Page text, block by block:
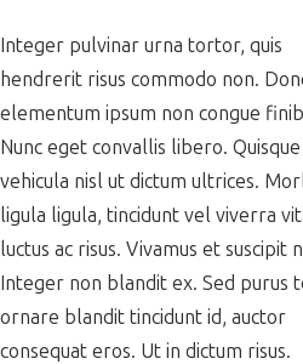
Integer pulvinar urna tortor, quis
hendrerit risus commodo non.
elementum ipsum non congue
Nunc eget convallis libero. Quisque
vehicula nisl ut dictum ultrices.
ligula ligula, tincidunt vel viverra
luctus ac risus. Vivamus et suscipit
Integer non blandit ex. Sed purus
ornare blandit tincidunt id, auctor
consequat eros. Ut in dictum risus.